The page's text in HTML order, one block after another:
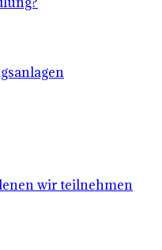
wir teilnehmen